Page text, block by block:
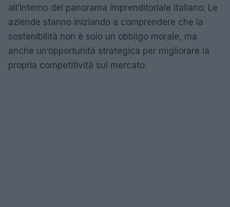
all’interno del panorama imprenditoriale italiano. Le
aziende stanno iniziando a comprendere che la
sostenibilità non è solo un obbligo morale, ma
anche un’opportunità strategica per migliorare la
propria competitività sul mercato.